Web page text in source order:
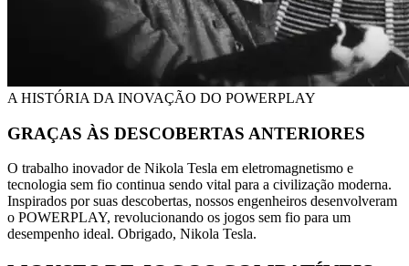
A HISTÓRIA DA INOVAÇÃO DO POWERPLAY
GRAÇAS ÀS DESCOBERTAS ANTERIORES
O trabalho inovador de Nikola Tesla em eletromagnetismo e
tecnologia sem fio continua sendo vital para a civilização moderna.
Inspirados por suas descobertas, nossos engenheiros desenvolveram
o POWERPLAY, revolucionando os jogos sem fio para um
desempenho ideal. Obrigado, Nikola Tesla.